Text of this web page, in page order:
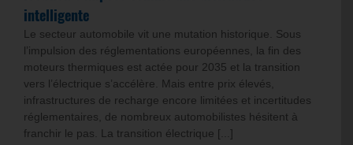
intelligente
Le secteur automobile vit une mutation historique. Sous
l’impulsion des réglementations européennes, la fin des
moteurs thermiques est actée pour 2035 et la transition
vers l’électrique s’accélère. Mais entre prix élevés,
infrastructures de recharge encore limitées et incertitudes
réglementaires, de nombreux automobilistes hésitent à
franchir le pas. La transition électrique [...]